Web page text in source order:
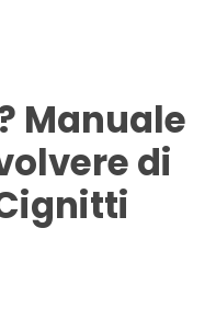
Manuale
di